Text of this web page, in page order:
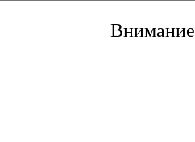
Внимание